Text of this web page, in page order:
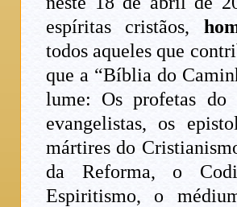
espíritas cristãos,
todos aqueles que
que a “Bíblia do
lume: Os profetas do
evangelistas, os
mártires do
da Reforma, o
Espiritismo, o